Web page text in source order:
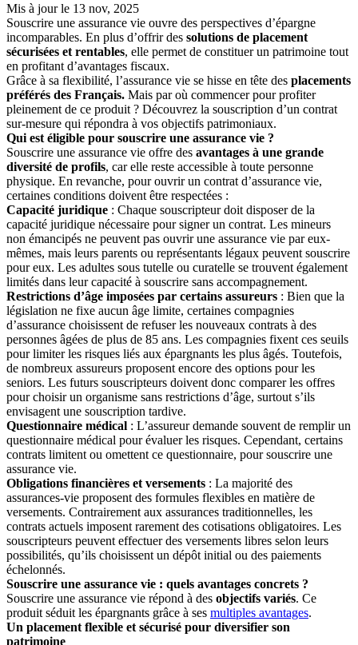
Mis à jour le 13 nov, 2025
Souscrire une assurance vie ouvre des perspectives d’épargne
incomparables. En plus d’offrir des solutions de placement
sécurisées et rentables, elle permet de constituer un patrimoine tout
en profitant d’avantages fiscaux.
Grâce à sa flexibilité, l’assurance vie se hisse en tête des placements
préférés des Français. Mais par où commencer pour profiter
pleinement de ce produit ? Découvrez la souscription d’un contrat
sur-mesure qui répondra à vos objectifs patrimoniaux.
Qui est éligible pour souscrire une assurance vie ?
Souscrire une assurance vie offre des avantages à une grande
diversité de profils, car elle reste accessible à toute personne
physique. En revanche, pour ouvrir un contrat d’assurance vie,
certaines conditions doivent être respectées :
Capacité juridique : Chaque souscripteur doit disposer de la
capacité juridique nécessaire pour signer un contrat. Les mineurs
non émancipés ne peuvent pas ouvrir une assurance vie par eux-
mêmes, mais leurs parents ou représentants légaux peuvent souscrire
pour eux. Les adultes sous tutelle ou curatelle se trouvent également
limités dans leur capacité à souscrire sans accompagnement.
Restrictions d’âge imposées par certains assureurs : Bien que la
législation ne fixe aucun âge limite, certaines compagnies
d’assurance choisissent de refuser les nouveaux contrats à des
personnes âgées de plus de 85 ans. Les compagnies fixent ces seuils
pour limiter les risques liés aux épargnants les plus âgés. Toutefois,
de nombreux assureurs proposent encore des options pour les
seniors. Les futurs souscripteurs doivent donc comparer les offres
pour choisir un organisme sans restrictions d’âge, surtout s’ils
envisagent une souscription tardive.
Questionnaire médical : L’assureur demande souvent de remplir un
questionnaire médical pour évaluer les risques. Cependant, certains
contrats limitent ou omettent ce questionnaire, pour souscrire une
assurance vie.
Obligations financières et versements : La majorité des
assurances-vie proposent des formules flexibles en matière de
versements. Contrairement aux assurances traditionnelles, les
contrats actuels imposent rarement des cotisations obligatoires. Les
souscripteurs peuvent effectuer des versements libres selon leurs
possibilités, qu’ils choisissent un dépôt initial ou des paiements
échelonnés.
Souscrire une assurance vie : quels avantages concrets ?
Souscrire une assurance vie répond à des objectifs variés. Ce
produit séduit les épargnants grâce à ses multiples avantages.
Un placement flexible et sécurisé pour diversifier son
patrimoine